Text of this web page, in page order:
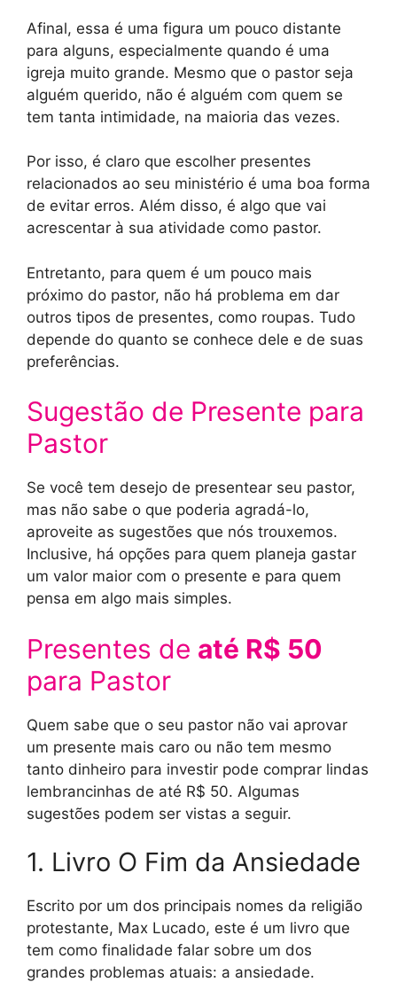
Afinal, essa é uma figura um pouco distante
para alguns, especialmente quando é uma
igreja muito grande. Mesmo que o pastor seja
alguém querido, não é alguém com quem se
tem tanta intimidade, na maioria das vezes.
Por isso, é claro que escolher presentes
relacionados ao seu ministério é uma boa forma
de evitar erros. Além disso, é algo que vai
acrescentar à sua atividade como pastor.
Entretanto, para quem é um pouco mais
próximo do pastor, não há problema em dar
outros tipos de presentes, como roupas. Tudo
depende do quanto se conhece dele e de suas
preferências.
Sugestão de Presente para
Pastor
Se você tem desejo de presentear seu pastor,
mas não sabe o que poderia agradá-lo,
aproveite as sugestões que nós trouxemos.
Inclusive, há opções para quem planeja gastar
um valor maior com o presente e para quem
pensa em algo mais simples.
Presentes de até R$ 50
para Pastor
Quem sabe que o seu pastor não vai aprovar
um presente mais caro ou não tem mesmo
tanto dinheiro para investir pode comprar lindas
lembrancinhas de até R$ 50. Algumas
sugestões podem ser vistas a seguir.
1. Livro O Fim da Ansiedade
Escrito por um dos principais nomes da religião
protestante, Max Lucado, este é um livro que
tem como finalidade falar sobre um dos
grandes problemas atuais: a ansiedade.